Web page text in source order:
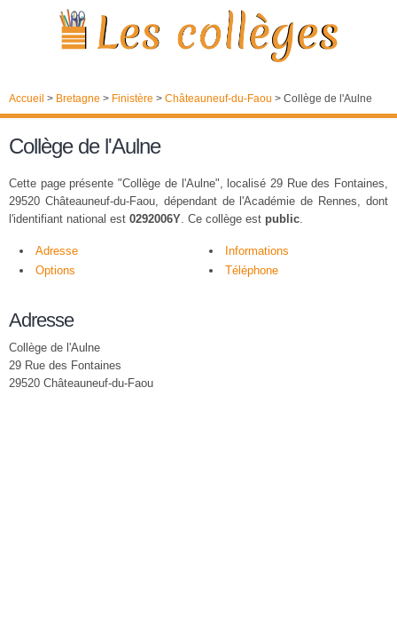
Accueil > Bretagne > Finistère > Châteauneuf-du-Faou > Collège de l'Aulne
Collège de l'Aulne
Cette page présente "Collège de l'Aulne", localisé 29 Rue des Fontaines,
29520 Châteauneuf-du-Faou, dépendant de l'Académie de Rennes, dont
l'identifiant national est 0292006Y. Ce collège est public.
Adresse
Informations
Options
Téléphone
Adresse
Collège de l'Aulne
29 Rue des Fontaines
29520 Châteauneuf-du-Faou